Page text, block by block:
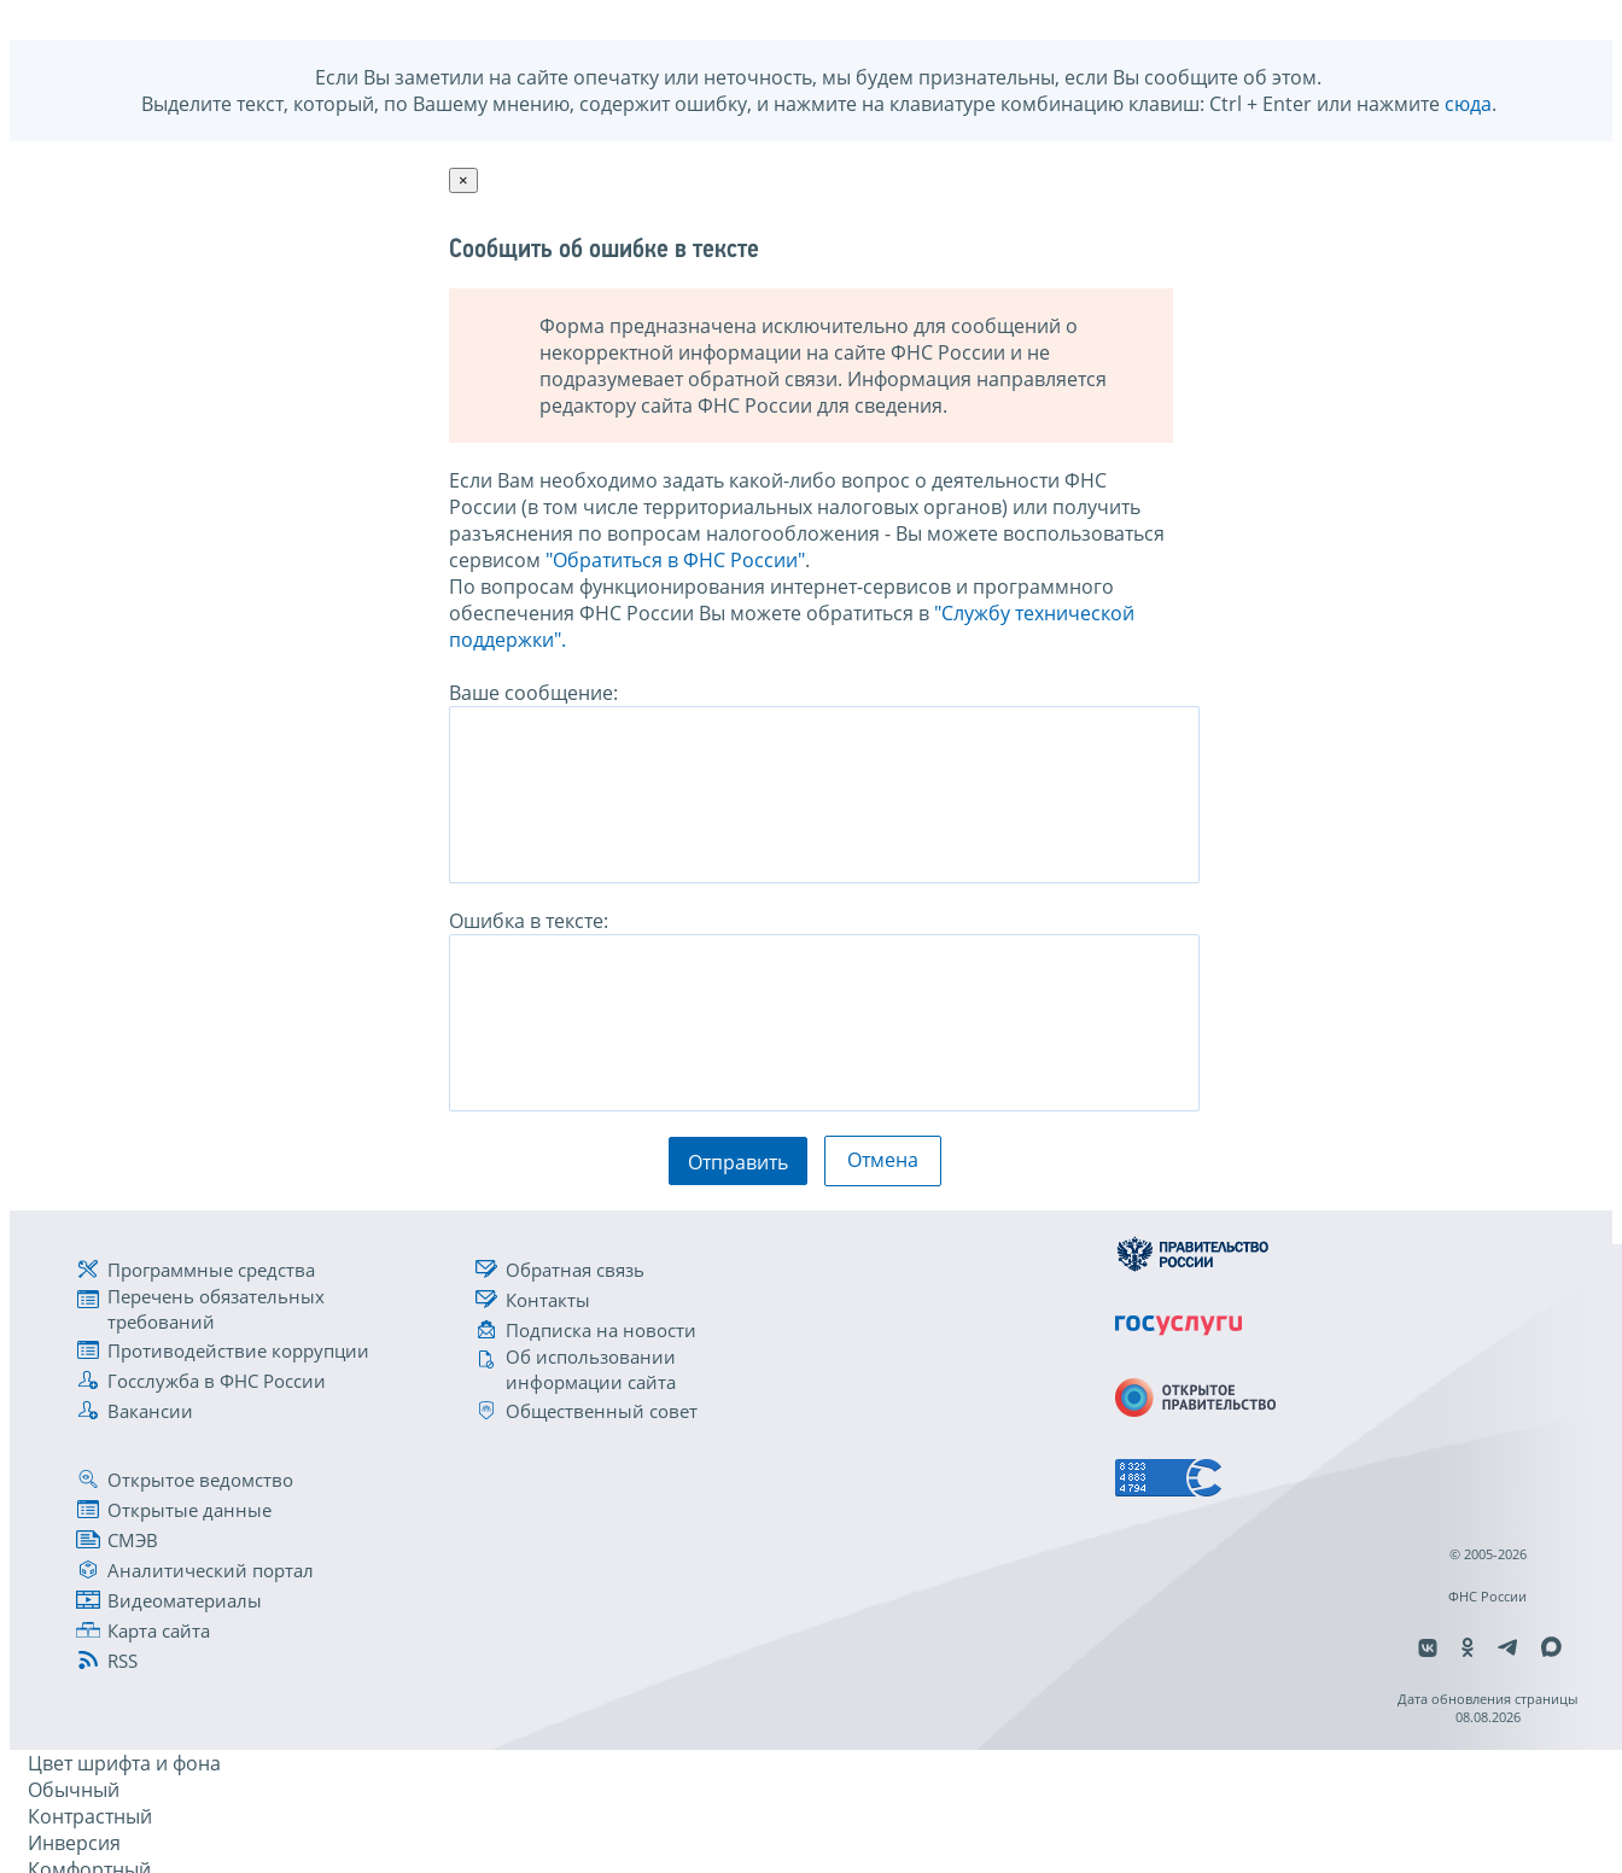
Если Вы заметили на сайте опечатку или неточность, мы будем признательны, если Вы сообщите об этом.
Выделите текст, который, по Вашему мнению, содержит ошибку, и нажмите на клавиатуре комбинацию клавиш: Ctrl + Enter или нажмите сюда.
×
Сообщить об ошибке в тексте
Форма предназначена исключительно для сообщений о
некорректной информации на сайте ФНС России и не
подразумевает обратной связи. Информация направляется
редактору сайта ФНС России для сведения.
Если Вам необходимо задать какой-либо вопрос о деятельности ФНС
России (в том числе территориальных налоговых органов) или получить
разъяснения по вопросам налогообложения - Вы можете воспользоваться
сервисом "Обратиться в ФНС России".
По вопросам функционирования интернет-сервисов и программного
обеспечения ФНС России Вы можете обратиться в "Службу технической
поддержки".
Ваше сообщение:
Ошибка в тексте:
Отправить Отмена
Программные средства
Перечень обязательных
требований
Противодействие коррупции
Госслужба в ФНС России
Вакансии
Обратная связь
Контакты
Подписка на новости
Об использовании
информации сайта
Общественный совет
Открытое ведомство
Открытые данные
СМЭВ
Аналитический портал
Видеоматериалы
Карта сайта
RSS
© 2005-2026
ФНС России
Дата обновления страницы
08.08.2026
Цвет шрифта и фона
Обычный
Контрастный
Инверсия